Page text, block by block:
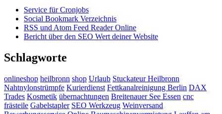
Service für Cronjobs
Social Bookmark Verzeichnis
RSS und Atom Feed Reader Online
Bericht über den SEO Wert deiner Website
Schlagworte
onlineshop heilbronn shop Urlaub Stuckateur Heilbronn
Nahtnylonstrümpfe Kurierdienst Fettkanalreinigung Berlin DAX
Trades Kosmetik übernachtungen Breitenauer See Essen cnc
frästeile Gabelstapler SEO Werkzeug Weinversand